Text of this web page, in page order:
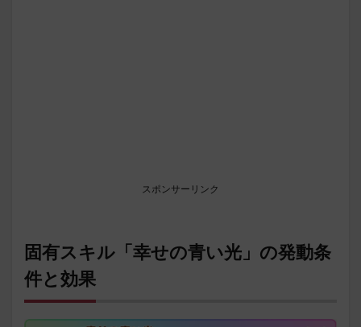
スポンサーリンク
固有スキル「幸せの青い光」の発動条
件と効果